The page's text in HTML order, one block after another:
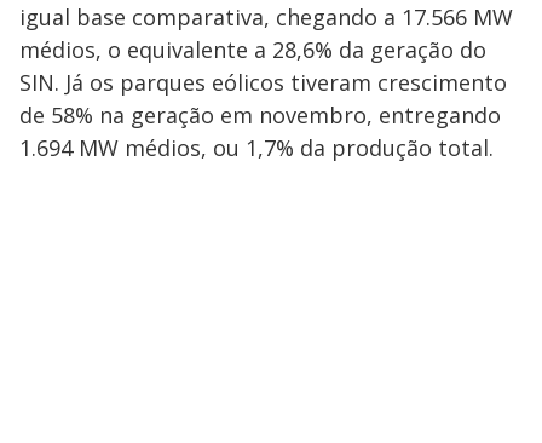
igual base comparativa, chegando a 17.566 MW
médios, o equivalente a 28,6% da geração do
SIN. Já os parques eólicos tiveram crescimento
de 58% na geração em novembro, entregando
1.694 MW médios, ou 1,7% da produção total.